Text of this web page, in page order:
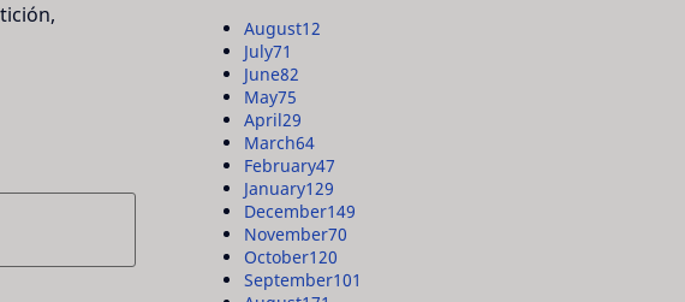
August12
July71
June82
May75
April29
March64
February47
January129
December149
November70
October120
September101